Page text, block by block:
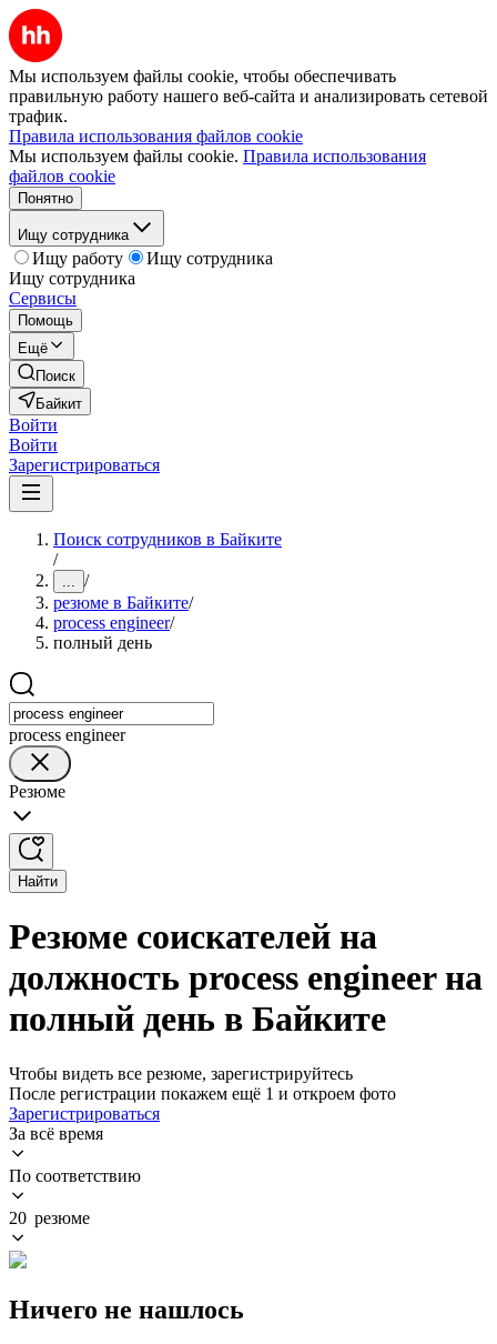
Мы используем файлы cookie, чтобы обеспечивать
правильную работу нашего веб-сайта и анализировать сетевой
трафик.
Правила использования файлов cookie
Мы используем файлы cookie. Правила использования
файлов cookie
Понятно
Ищу сотрудника
Ищу работу
Ищу сотрудника
Ищу сотрудника
Сервисы
Помощь
Ещё
Поиск
Байкит
Войти
Войти
Зарегистрироваться
Поиск сотрудников в Байките
/
... /
резюме в Байките/
process engineer/
полный день
process engineer
Резюме
Найти
Резюме соискателей на
должность process engineer на
полный день в Байките
Чтобы видеть все резюме, зарегистрируйтесь
После регистрации покажем ещё 1 и откроем фото
Зарегистрироваться
За всё время
По соответствию
20 резюме
Ничего не нашлось